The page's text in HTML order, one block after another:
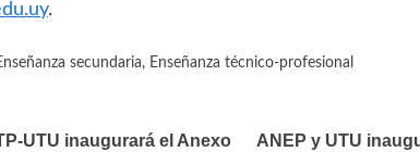
.
secundaria, Enseñanza técnico-profesional
UTU inaugurará el Anexo
ANEP y UTU